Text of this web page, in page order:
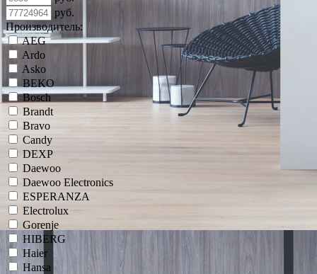
руб.
Производитель:
AEG
Ardo
Asko
BEKO
Bosch
Brandt
Bravo
Candy
DEXP
Daewoo
Daewoo Electronics
ESPERANZA
Electrolux
Gorenje
HIBERG
Haier
Hansa